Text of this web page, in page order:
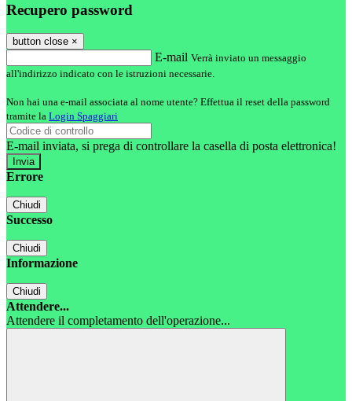
Recupero password
button close ×
E-mail Verrà inviato un messaggio
all'indirizzo indicato con le istruzioni necessarie.
Non hai una e-mail associata al nome utente? Effettua il reset della password
tramite la Login Spaggiari
E-mail inviata, si prega di controllare la casella di posta elettronica!
Errore
Chiudi
Successo
Chiudi
Informazione
Chiudi
Attendere...
Attendere il completamento dell'operazione...